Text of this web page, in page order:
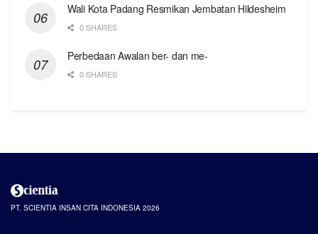
Wali Kota Padang Resmikan Jembatan Hildesheim
0 SHARES
Perbedaan Awalan ber- dan me-
0 SHARES
PT. SCIENTIA INSAN CITA INDONESIA 2026